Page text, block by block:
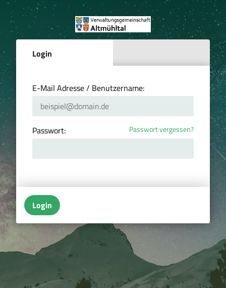
Login
E-Mail Adresse / Benutzername:
Passwort: Passwort vergessen?
Login